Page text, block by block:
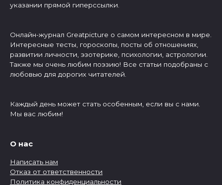
указании прямой гиперссылки.
Онлайн-журнал Greatpicture о самом интересном в мире.
Интересные тесты, гороскопы, посты об отношениях,
развитии личности, эзотерике, психологии, астрологии.
Также мы очень любим поэзию! Все статьи подобраны с
любовью для дорогих читателей.
Каждый день может стать особенным, если вы с нами.
Мы вас любим!
О нас
Написать нам
Отказ от ответственности
Политика конфиденциальности